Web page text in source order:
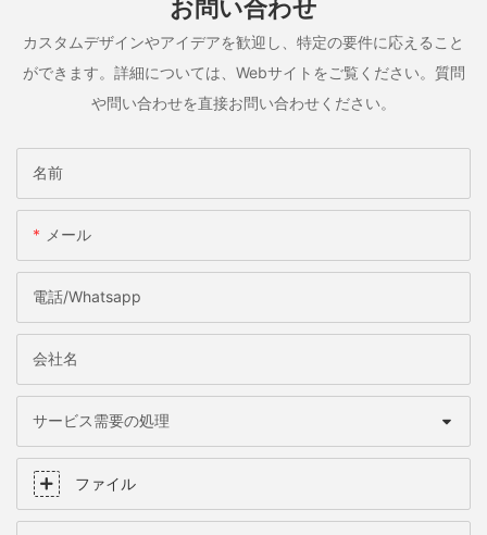
お問い合わせ
カスタムデザインやアイデアを歓迎し、特定の要件に応えること
ができます。詳細については、Webサイトをご覧ください。質問
や問い合わせを直接お問い合わせください。
名前
メール
電話/whatsapp
会社名
サービス需要の処理
ファイル